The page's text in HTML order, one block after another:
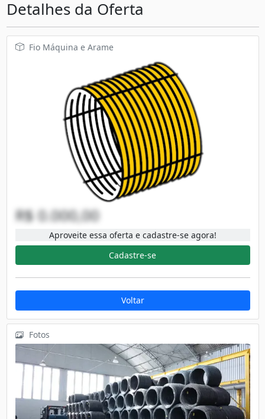
Detalhes da Oferta
Fio Máquina e Arame
R$ 0.000,00
Aproveite essa oferta e cadastre-se agora!
Cadastre-se
Voltar
Fotos